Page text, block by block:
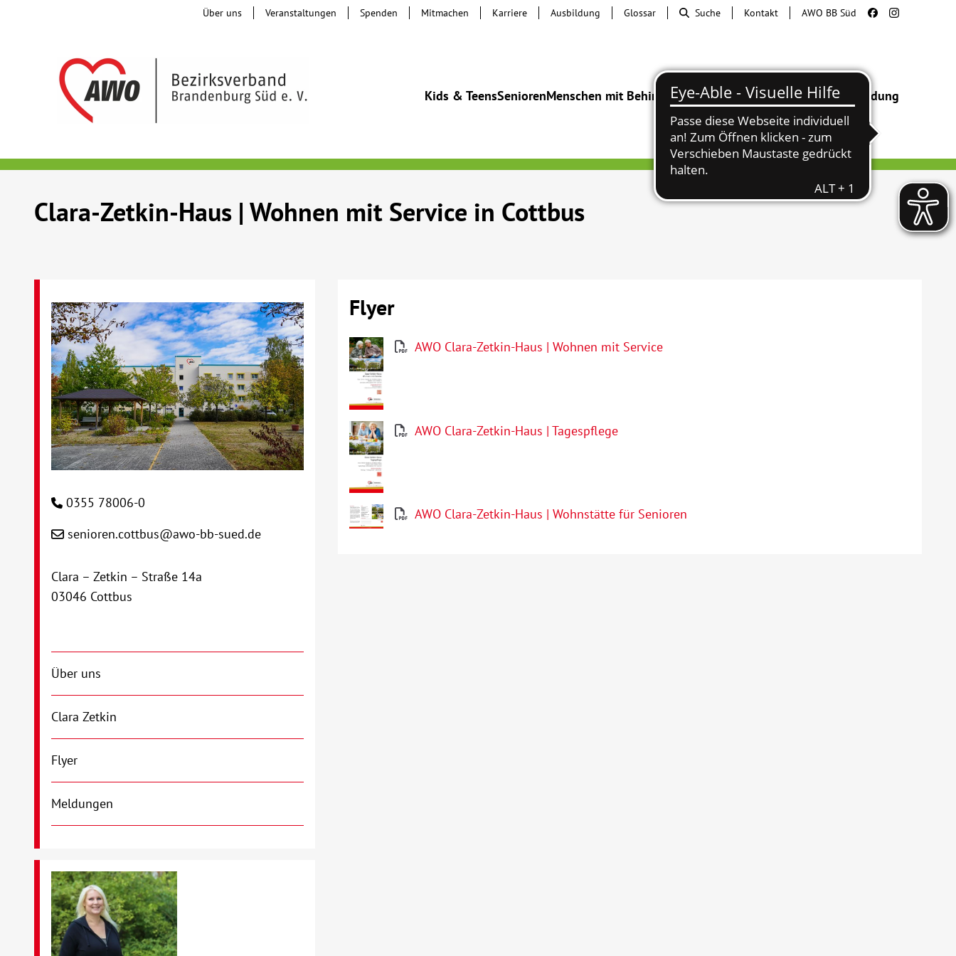
Kids & TeensSeniorenMenschen mit BehinderungBeratung & HilfeBegegnung Bildung
Über uns Veranstaltungen Spenden Mitmachen Karriere Ausbildung Glossar Suche Kontakt AWO BB Süd
Clara-Zetkin-Haus | Wohnen mit Service in Cottbus
Flyer
AWO Clara-Zetkin-Haus | Wohnen mit Service
AWO Clara-Zetkin-Haus | Tagespflege
AWO Clara-Zetkin-Haus | Wohnstätte für Senioren
0355 78006-0
senioren.cottbus@awo-bb-sued.de
Clara – Zetkin – Straße 14a
03046 Cottbus
Über uns
Clara Zetkin
Flyer
Meldungen